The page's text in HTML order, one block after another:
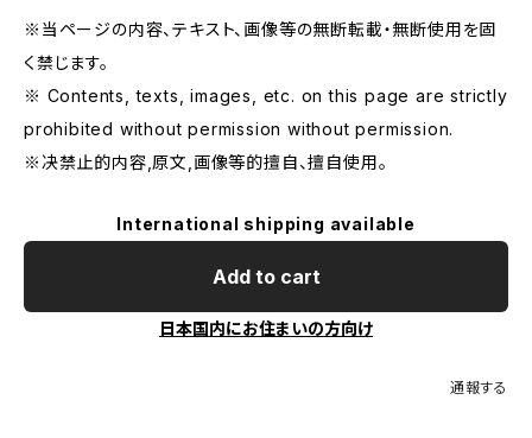
※当ページの内容、テキスト、画像等の無断転載・無断使用を固
く禁じます。
※ Contents, texts, images, etc. on this page are strictly
prohibited without permission without permission.
※决禁止的内容,原文,画像等的擅自、擅自使用。
International shipping available
Add to cart
日本国内にお住まいの方向け
通報する